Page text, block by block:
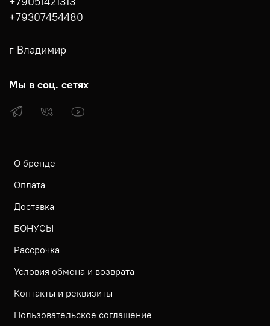
О бренде
Оплата
Доставка
БОНУСЫ
Рассрочка
Условия обмена и возврата
Контакты и реквизиты
Пользовательское соглашение
+79307454480
г Владимир
Мы в соц. сетях